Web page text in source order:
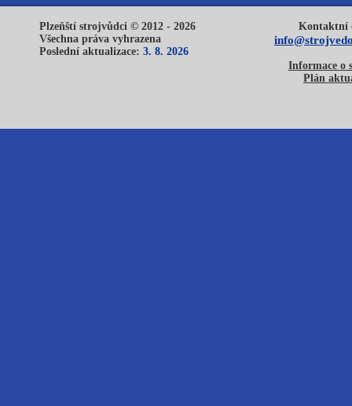
Plzeňští strojvůdci © 2012 - 2026
Všechna práva vyhrazena
Poslední aktualizace: 3. 8. 2026
Kontaktní
Informace o
Plán